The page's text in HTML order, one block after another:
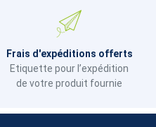
Frais d'expéditions offerts
Etiquette pour l’expédition
de votre produit fournie